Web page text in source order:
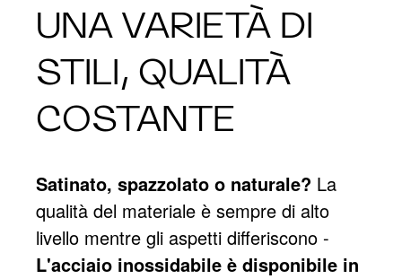
UNA VARIETÀ DI
STILI, QUALITÀ
COSTANTE
Satinato, spazzolato o naturale? La
qualità del materiale è sempre di alto
livello mentre gli aspetti differiscono -
L'acciaio inossidabile è disponibile in